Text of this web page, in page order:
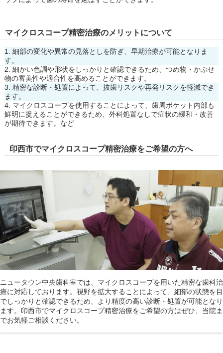
マイクロスコープ精密治療のメリットについて
細部の変化や異常の見落としを防ぎ、早期治療が可能となりま
す。
細かい色調や形状をしっかりと確認できるため、つめ物・かぶせ
物の審美性や適合性を高めることができます。
精密な診断・処置によって、抜歯リスクや再発リスクを軽減でき
ます。
マイクロスコープを使用することによって、歯周ポケット内部も
鮮明に捉えることができるため、外科処置なしで症状の緩和・改善
が期待できます。など
印西市でマイクロスコープ精密治療をご希望の方へ
ニュータウン中央歯科室では、マイクロスコープを用いた精密な歯科治
療に対応しております。視野を拡大することによって、細部の状態を目
でしっかりと確認できるため、より精度の高い診断・処置が可能となり
ます。印西市でマイクロスコープ精密治療をご希望の方はぜひ、当院ま
でお気軽ご相談ください。